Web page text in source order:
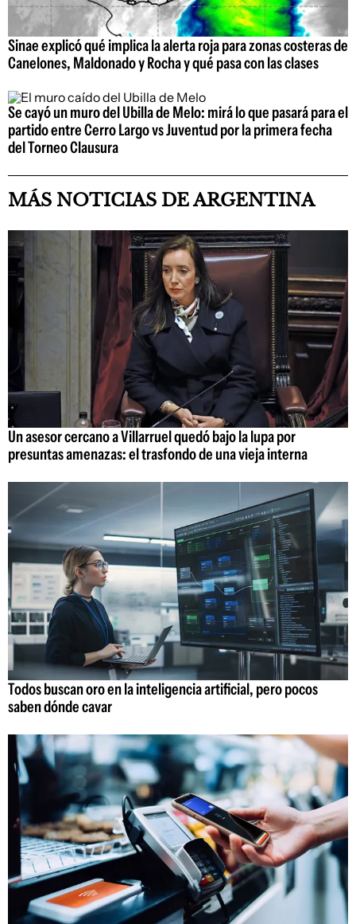
Sinae explicó qué implica la alerta roja para zonas costeras de
Canelones, Maldonado y Rocha y qué pasa con las clases
Se cayó un muro del Ubilla de Melo: mirá lo que pasará para el
partido entre Cerro Largo vs Juventud por la primera fecha
del Torneo Clausura
MÁS NOTICIAS DE ARGENTINA
Un asesor cercano a Villarruel quedó bajo la lupa por
presuntas amenazas: el trasfondo de una vieja interna
Todos buscan oro en la inteligencia artificial, pero pocos
saben dónde cavar